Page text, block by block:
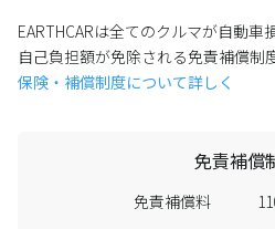
EARTHCARは全てのクルマが自動車
自己負担額が免除される免責補償制
保険・補償制度について詳しく
免責補償
免責補償料